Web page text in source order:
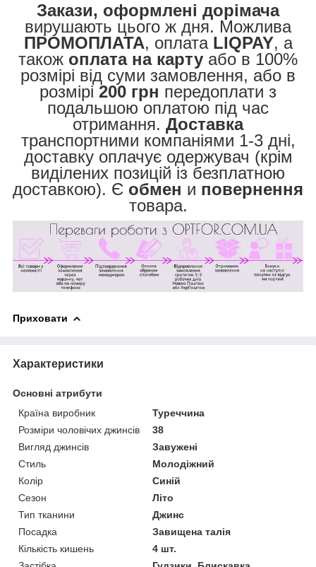
Закази, оформлені дорімача
вирушають цього ж дня. Можлива
ПРОМОПЛАТА, оплата LIQPAY, а
також оплата на карту або в 100%
розмірі від суми замовлення, або в
розмірі 200 грн передоплати з
подальшою оплатою під час
отримання. Доставка
транспортними компаніями 1-3 дні,
доставку оплачує одержувач (крім
виділених позицій із безплатною
доставкою). Є обмен и повернення
товара.
Приховати
Характеристики
Основні атрибути
Країна виробник
Туреччина
Розміри чоловічих джинсів
38
Вигляд джинсів
Завужені
Стиль
Молодіжний
Колір
Синій
Сезон
Літо
Тип тканини
Джинс
Посадка
Завищена талія
Кількість кишень
4 шт.